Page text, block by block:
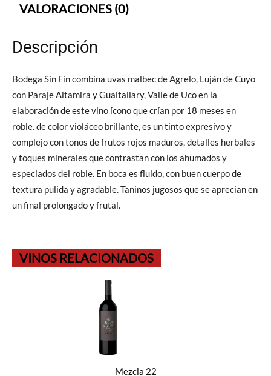
VALORACIONES (0)
Descripción
Bodega Sin Fin combina uvas malbec de Agrelo, Luján de Cuyo
con Paraje Altamira y Gualtallary, Valle de Uco en la
elaboración de este vino ícono que crían por 18 meses en
roble. de color violáceo brillante, es un tinto expresivo y
complejo con tonos de frutos rojos maduros, detalles herbales
y toques minerales que contrastan con los ahumados y
especiados del roble. En boca es fluido, con buen cuerpo de
textura pulida y agradable. Taninos jugosos que se aprecian en
un final prolongado y frutal.
VINOS RELACIONADOS
Mezcla 22